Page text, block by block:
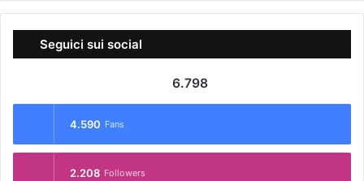
Seguici sui social
6.798
4.590 Fans
2.208 Followers